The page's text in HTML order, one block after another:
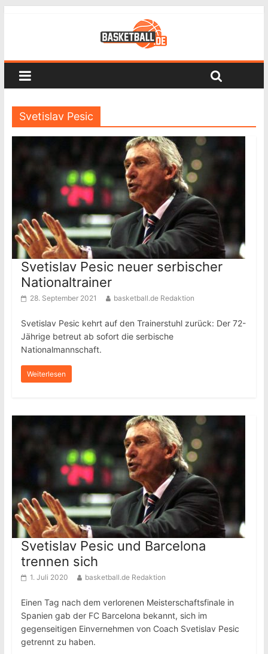
Svetislav Pesic
Svetislav Pesic neuer serbischer
Nationaltrainer
28. September 2021 basketball.de Redaktion
Svetislav Pesic kehrt auf den Trainerstuhl zurück: Der 72-
Jährige betreut ab sofort die serbische
Nationalmannschaft.
Weiterlesen
Svetislav Pesic und Barcelona
trennen sich
1. Juli 2020 basketball.de Redaktion
Einen Tag nach dem verlorenen Meisterschaftsfinale in
Spanien gab der FC Barcelona bekannt, sich im
gegenseitigen Einvernehmen von Coach Svetislav Pesic
getrennt zu haben.